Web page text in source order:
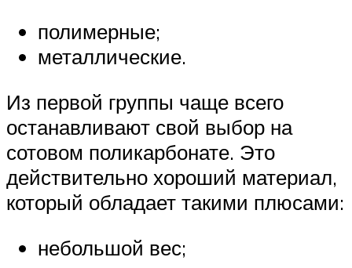
полимерные;
металлические.
Из первой группы чаще всего
останавливают свой выбор на
сотовом поликарбонате. Это
действительно хороший материал,
который обладает такими плюсами:
небольшой вес;